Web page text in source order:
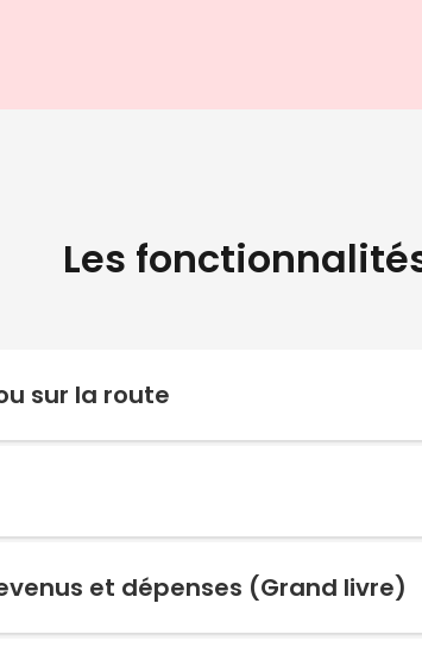
Les
sur la route
et dépenses (Grand livre)